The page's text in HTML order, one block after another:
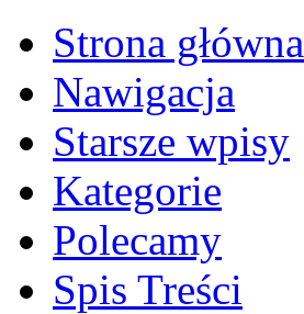
Strona główna
Nawigacja
Starsze wpisy
Kategorie
Polecamy
Spis Treści